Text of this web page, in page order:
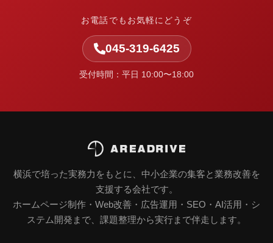
を整理し、実行まで伴走します。
お電話でもお気軽にどうぞ
045-319-6425
受付時間：平日 10:00〜18:00
横浜で培った実務力をもとに、中小企業の集客と業務改善を
支援する会社です。
ホームページ制作・Web改善・広告運用・SEO・AI活用・シ
ステム開発まで、課題整理から実行まで伴走します。